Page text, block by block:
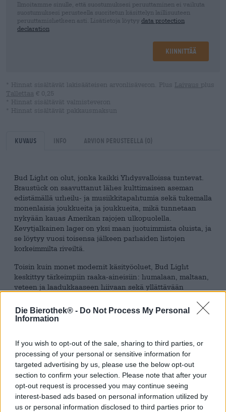
Die Bierothek® - Do Not Process My Personal
Information
If you wish to opt-out of the sale, sharing to third parties, or
processing of your personal or sensitive information for
targeted advertising by us, please use the below opt-out
section to confirm your selection. Please note that after your
opt-out request is processed you may continue seeing
interest-based ads based on personal information utilized by
us or personal information disclosed to third parties prior to
Ilmoitamme sinulle, että suostumuksesi peruuttaminen ei vaikuta
suostumuksesi perusteella suoritetun käsittelyn laillisuuteen
peruuttamishetkeen asti. Lisätietoja löytyy data protection
declaration
Kiinnittää
* Hinnat sisältävät lakisääteisen arvonlisäveron. Plus Laivaus plus
Tallettaa € 0,25
* Hinnat sisältävät valmisteveron
* Hinnat sisältävät pakkausmaksun
Kuvaus Info Arvion perusteella (0)
Bud Light on olut, jonka kaikki Yhdysvalloissa tuntevat.
Braustück on saavuttanut lähes kulttimaisen aseman
edistämällä urheilu- ja musiikkitapahtumia sekä tukemalla
monenlaisia joukkueita ja joukkueita, mikä tunnetaan
nykyään kauas Amerikan rajojen ulkopuolella.
Kevytjalkainen lager on yksi maan juotuimmista oluista, ja
se löytyy vuosi toisensa jälkeen parhaiden listojen
korkeimmilta riveiltä.
Toisin kuin monet modernit käsityöoluet, Bud Light
keskittyy tärkeimpiin raaka-aineisiin: humalaan, maltaan,
veteen ja laadukkaaseen hiivaan sekä yllättävään
keveyden ja suoraviivaisen tuoreuden.
Valkoinen vaahtopää, joka tuoksuu vaalealle rakeelle,
istuu valtaistuimella kristallinkirkkaalla rungolla.
Höyhenkevyen pohjan muodostavat runsaat
mallastuoksut ja ripaus uunituoretta leipää. Humalaiset
ruohoiset tuoksut, herkkä hunajainen makeus ja puhdas,
raikas raikkaus viimeistelevät maun.